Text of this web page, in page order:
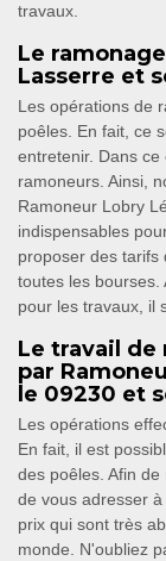
travaux.
Le
Lasserre et
Les opérations de
poêles. En fait, ce
entretenir. Dans
ramoneurs. Ainsi,
Ramoneur Lobry
indispensables
proposer des tarifs
toutes les bourses.
pour les travaux, il
Le travail de
par
le 09230 et
Les opérations
En fait, il est
des poêles. Afin
de vous adresser
prix qui sont très
monde. N'oubliez